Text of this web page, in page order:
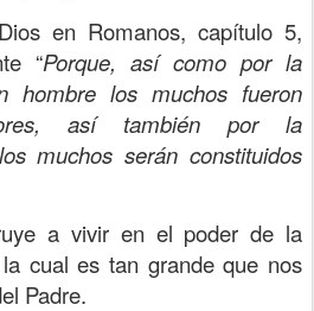
en Romanos, capítulo 5,
“Porque, así como por la
hombre los muchos fueron
así también por la
muchos serán constituidos
a vivir en el poder de la
cual es tan grande que nos
Padre.